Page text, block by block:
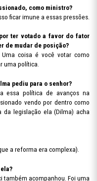
como ministro?
ficar imune a essas pressões.
ter votado a favor do fator
de mudar de posição?
coisa é você votar como
uma política.
pediu para o senhor?
essa política de avanços na
vendo por dentro como
da legislação ela (Dilma) acha
a reforma era complexa).
também acompanhou. Foi uma